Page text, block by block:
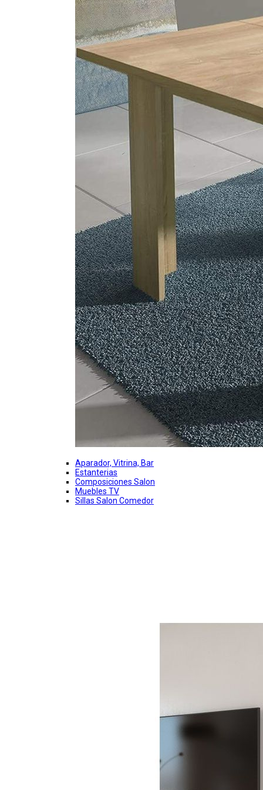
Aparador, Vitrina, Bar
Estanterias
Composiciones Salon
Muebles TV
Sillas Salon Comedor